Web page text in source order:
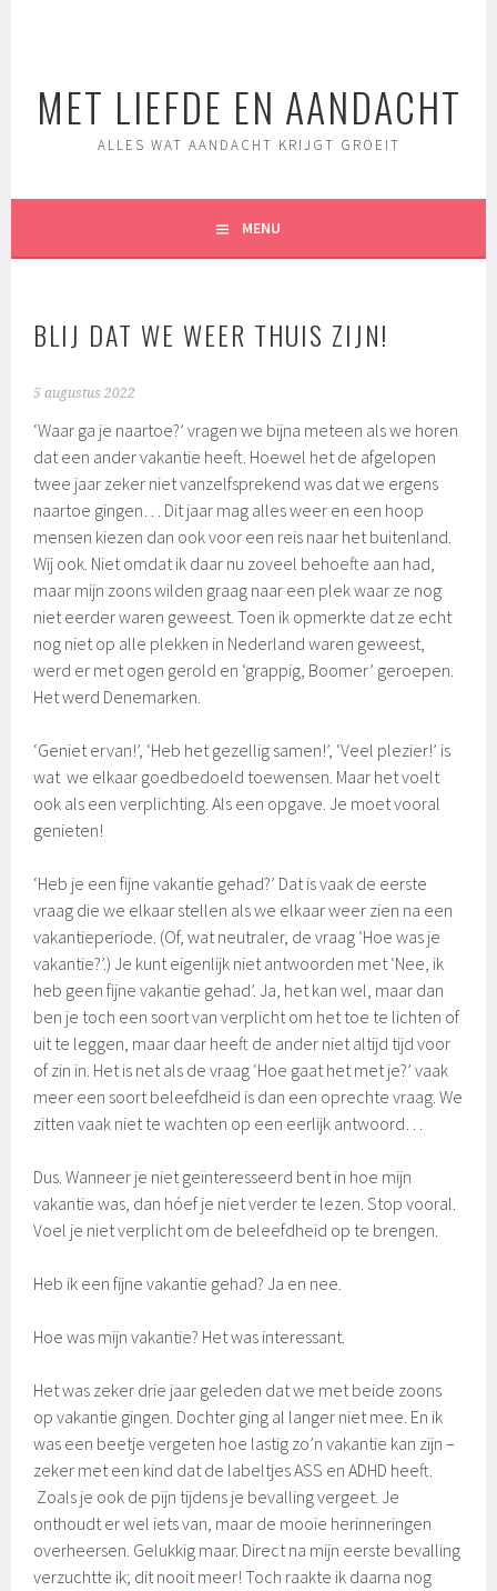
MET LIEFDE EN AANDACHT
ALLES WAT AANDACHT KRIJGT GROEIT
MENU
BLIJ DAT WE WEER THUIS ZIJN!
5 augustus 2022
‘Waar ga je naartoe?’ vragen we bijna meteen als we horen
dat een ander vakantie heeft. Hoewel het de afgelopen
twee jaar zeker niet vanzelfsprekend was dat we ergens
naartoe gingen… Dit jaar mag alles weer en een hoop
mensen kiezen dan ook voor een reis naar het buitenland.
Wij ook. Niet omdat ik daar nu zoveel behoefte aan had,
maar mijn zoons wilden graag naar een plek waar ze nog
niet eerder waren geweest. Toen ik opmerkte dat ze echt
nog niet op alle plekken in Nederland waren geweest,
werd er met ogen gerold en ‘grappig, Boomer’ geroepen.
Het werd Denemarken.
‘Geniet ervan!’, ‘Heb het gezellig samen!’, ‘Veel plezier!’ is
wat we elkaar goedbedoeld toewensen. Maar het voelt
ook als een verplichting. Als een opgave. Je moet vooral
genieten!
‘Heb je een fijne vakantie gehad?’ Dat is vaak de eerste
vraag die we elkaar stellen als we elkaar weer zien na een
vakantieperiode. (Of, wat neutraler, de vraag ‘Hoe was je
vakantie?’.) Je kunt eigenlijk niet antwoorden met ‘Nee, ik
heb geen fijne vakantie gehad’. Ja, het kan wel, maar dan
ben je toch een soort van verplicht om het toe te lichten of
uit te leggen, maar daar heeft de ander niet altijd tijd voor
of zin in. Het is net als de vraag ‘Hoe gaat het met je?’ vaak
meer een soort beleefdheid is dan een oprechte vraag. We
zitten vaak niet te wachten op een eerlijk antwoord…
Dus. Wanneer je niet geïnteresseerd bent in hoe mijn
vakantie was, dan hóef je niet verder te lezen. Stop vooral.
Voel je niet verplicht om de beleefdheid op te brengen.
Heb ik een fijne vakantie gehad? Ja en nee.
Hoe was mijn vakantie? Het was interessant.
Het was zeker drie jaar geleden dat we met beide zoons
op vakantie gingen. Dochter ging al langer niet mee. En ik
was een beetje vergeten hoe lastig zo’n vakantie kan zijn –
zeker met een kind dat de labeltjes ASS en ADHD heeft.
Zoals je ook de pijn tijdens je bevalling vergeet. Je
onthoudt er wel iets van, maar de mooie herinneringen
overheersen. Gelukkig maar. Direct na mijn eerste bevalling
verzuchtte ik; dit nooit meer! Toch raakte ik daarna nog